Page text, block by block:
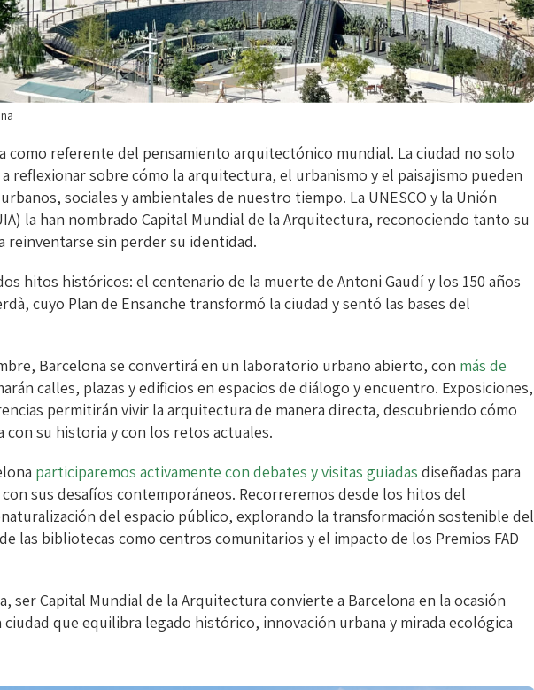
como referente del pensamiento arquitectónico mundial. La ciudad no solo
reflexionar sobre cómo la arquitectura, el urbanismo y el paisajismo pueden
sociales y ambientales de nuestro tiempo. La UNESCO y la Unión
la han nombrado Capital Mundial de la Arquitectura, reconociendo tanto su
reinventarse sin perder su identidad.
hitos históricos: el centenario de la muerte de Antoni Gaudí y los 150 años
cuyo Plan de Ensanche transformó la ciudad y sentó las bases del
Barcelona se convertirá en un laboratorio urbano abierto, con más de
calles, plazas y edificios en espacios de diálogo y encuentro. Exposiciones,
permitirán vivir la arquitectura de manera directa, descubriendo cómo
con su historia y con los retos actuales.
participaremos activamente con debates y visitas guiadas diseñadas para
sus desafíos contemporáneos. Recorreremos desde los hitos del
del espacio público, explorando la transformación sostenible del
las bibliotecas como centros comunitarios y el impacto de los Premios FAD
ser Capital Mundial de la Arquitectura convierte a Barcelona en la ocasión
que equilibra legado histórico, innovación urbana y mirada ecológica